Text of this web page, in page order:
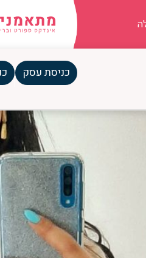
כניסת עסק
מקצועית מנתניה